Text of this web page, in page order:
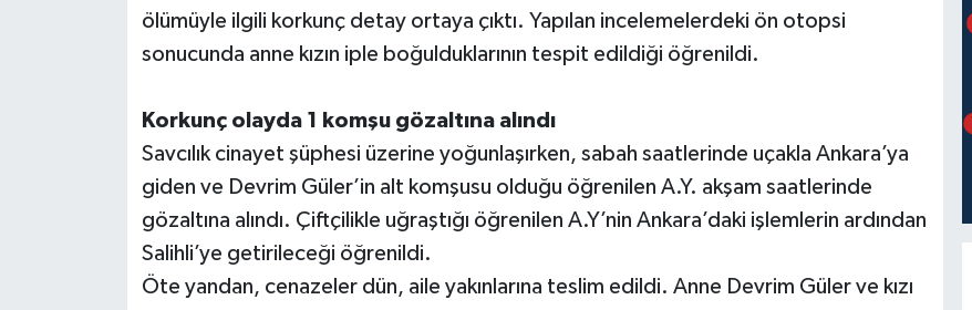
ölümüyle ilgili korkunç detay ortaya çıktı. Yapılan incelemelerdeki ön otopsi
sonucunda anne kızın iple boğulduklarının tespit edildiği öğrenildi.
Korkunç olayda 1 komşu gözaltına alındı
Savcılık cinayet şüphesi üzerine yoğunlaşırken, sabah saatlerinde uçakla Ankara’ya
giden ve Devrim Güler’in alt komşusu olduğu öğrenilen A.Y. akşam saatlerinde
gözaltına alındı. Çiftçilikle uğraştığı öğrenilen A.Y’nin Ankara’daki işlemlerin ardından
Salihli’ye getirileceği öğrenildi.
Öte yandan, cenazeler dün, aile yakınlarına teslim edildi. Anne Devrim Güler ve kızı